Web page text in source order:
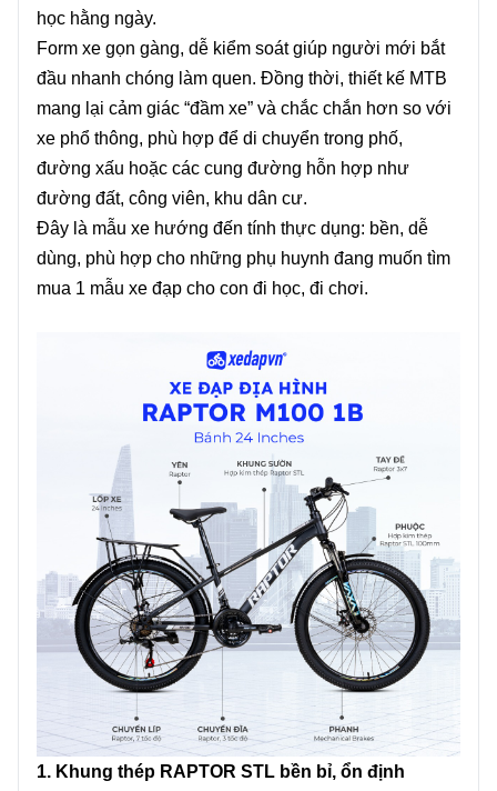
học hằng ngày.
Form xe gọn gàng, dễ kiểm soát giúp người mới bắt
đầu nhanh chóng làm quen. Đồng thời, thiết kế MTB
mang lại cảm giác “đầm xe” và chắc chắn hơn so với
xe phổ thông, phù hợp để di chuyển trong phố,
đường xấu hoặc các cung đường hỗn hợp như
đường đất, công viên, khu dân cư.
Đây là mẫu xe hướng đến tính thực dụng: bền, dễ
dùng, phù hợp cho những phụ huynh đang muốn tìm
mua 1 mẫu xe đạp cho con đi học, đi chơi.
1. Khung thép RAPTOR STL bền bỉ, ổn định